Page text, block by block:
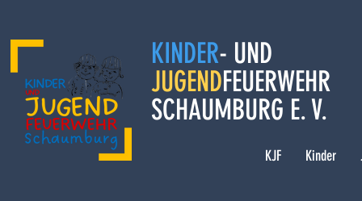
KINDER- UND
JUGENDFEUERWEHR
SCHAUMBURG E. V.
KJF Kinder